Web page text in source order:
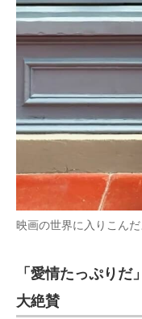
映画の世界に入りこんだ
「愛情たっぷりだ
大絶賛